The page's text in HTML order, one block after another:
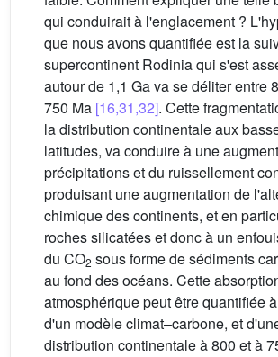
qui conduirait à l'englacement ?
que nous avons quantifiée est la
supercontinent Rodinia qui s'est
autour de 1,1 Ga va se déliter entre
750 Ma [16,31,32]. Cette
la distribution continentale aux
latitudes, va conduire à une
précipitations et du ruissellement
produisant une augmentation de
chimique des continents, et en
roches silicatées et donc à un
du CO2 sous forme de sédiments
au fond des océans. Cette
atmosphérique peut être quantifiée
d'un modèle climat–carbone, et
distribution continentale à 800 et à